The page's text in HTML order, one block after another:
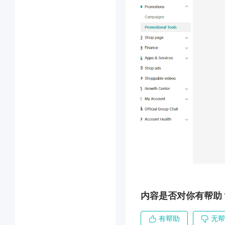
内容是否对你有帮助
有帮助 无